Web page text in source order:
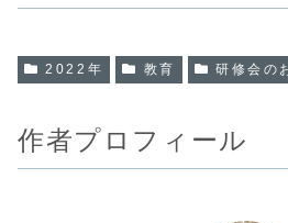
2022年 教育 研修会の
作者プロフィール